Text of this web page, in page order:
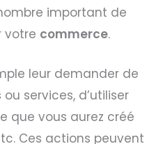
important de
votre commerce.
leur demander de
services, d’utiliser
que vous aurez créé
Ces actions peuvent